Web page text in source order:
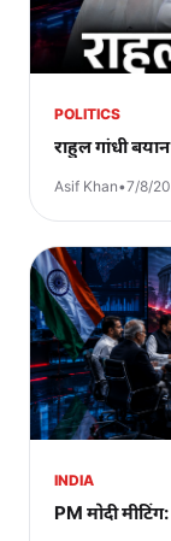
POLITICS
राहुल गांधी
Asif Khan•7/8/
INDIA
PM मोदी